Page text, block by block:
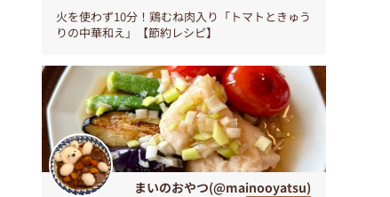
火を使わず10分！鶏むね肉入り「トマトときゅう
りの中華和え」【節約レシピ】
まいのおやつ(@mainooyatsu)